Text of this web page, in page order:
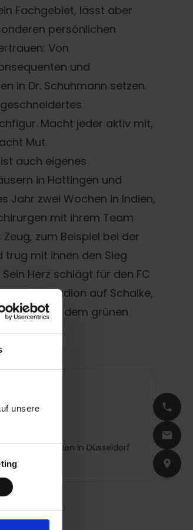
unsere
Fachgebiet, lässt aber
persönlichen
Von
und
in Dr. Schuhmann setzen.
Macht jeder aktiv mit,
Mut.
auch eigenes
in Hattingen und
Jahr zwei Wochen in Indien,
mit ihrem Team
zum Beispiel bei der
trug mit ihnen den Sieg
Herz schlägt für den FC
im Stadion auf Schalke,
Fights auf dem grünen
seine Praxen in Düsseldorf